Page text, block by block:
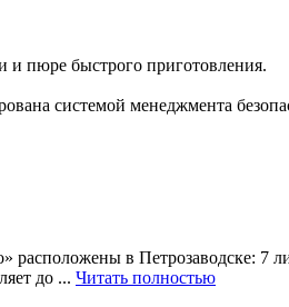
пюре быстрого приготовления.
системой менеджмента
в Петрозаводске: 7
до ... Читать полностью